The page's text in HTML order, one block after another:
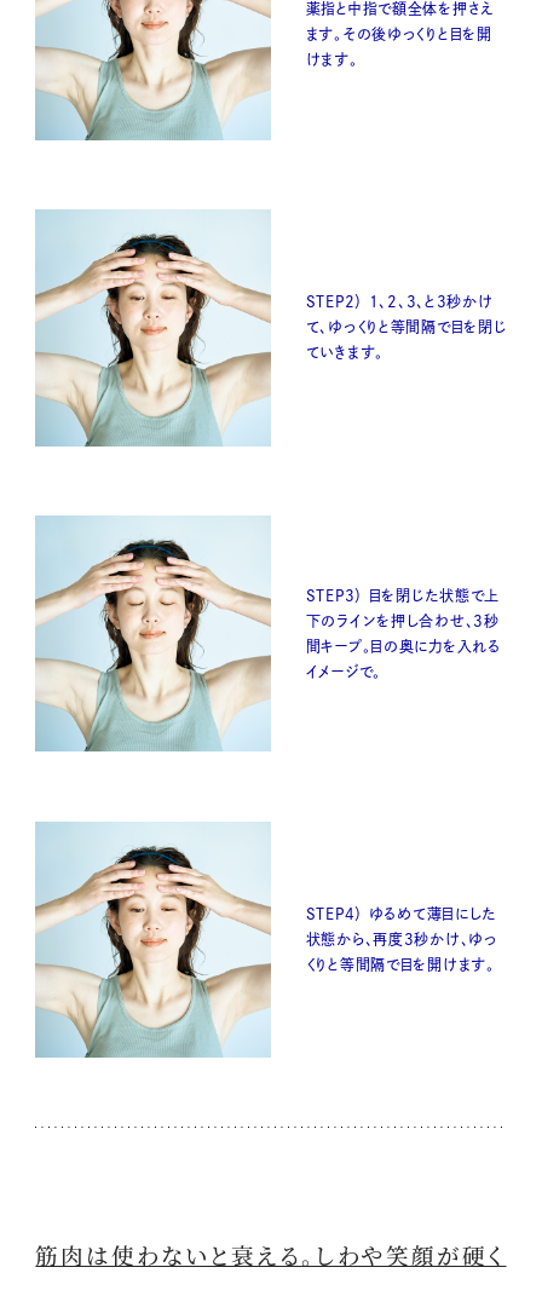
薬指と中指で額全体を押さえ
ます。その後ゆっくりと目を開
けます。
STEP2） 1、2、3、と3秒かけ
て、ゆっくりと等間隔で目を閉じ
ていきます。
STEP3） 目を閉じた状態で上
下のラインを押し合わせ、3秒
間キープ。目の奥に力を入れる
イメージで。
STEP4） ゆるめて薄目にした
状態から、再度3秒かけ、ゆっ
くりと等間隔で目を開けます。
筋肉は使わないと衰える。しわや笑顔が硬く